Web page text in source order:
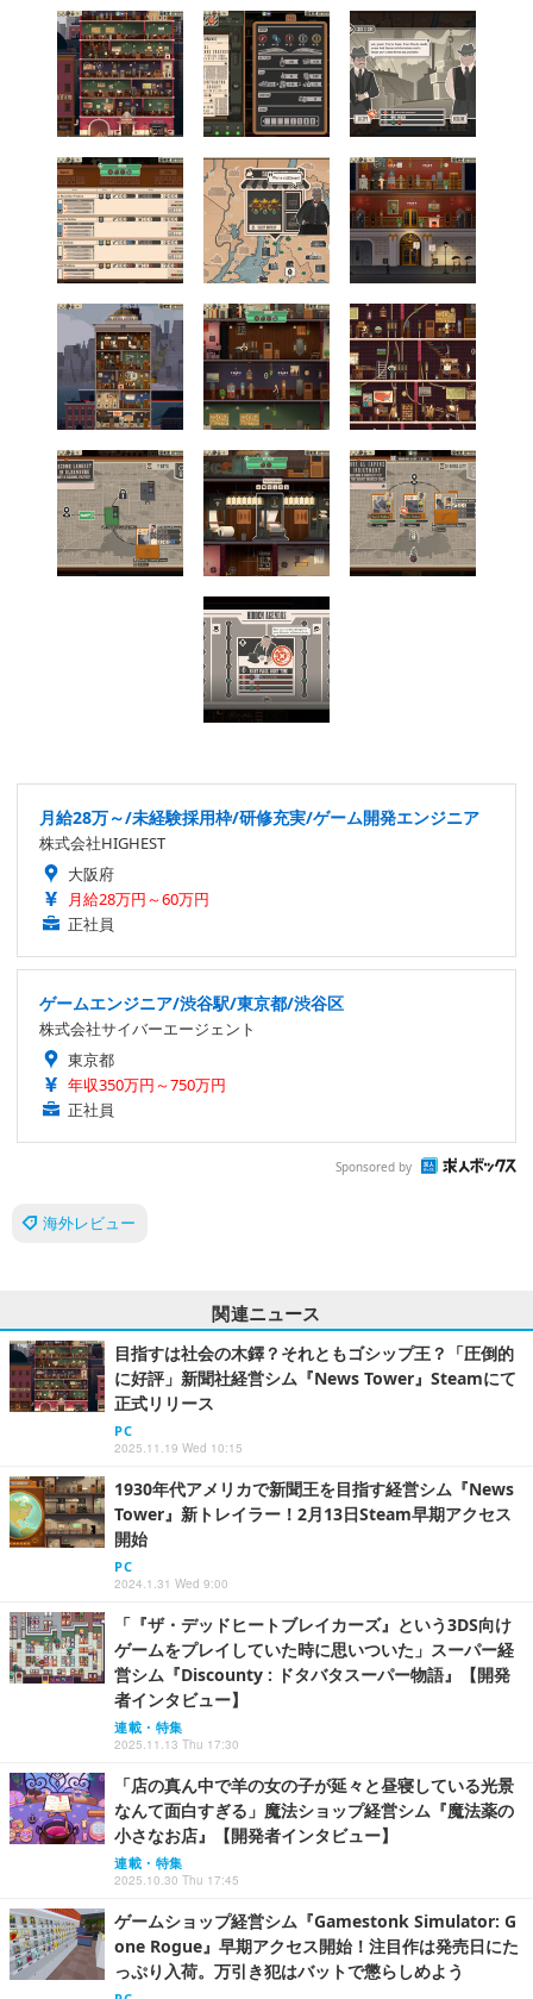
月給28万～/未経験採用枠/研修充実/ゲーム開発エンジニア
株式会社HIGHEST
大阪府
月給28万円～60万円
正社員
ゲームエンジニア/渋谷駅/東京都/渋谷区
株式会社サイバーエージェント
東京都
年収350万円～750万円
正社員
Sponsored by
海外レビュー
関連ニュース
目指すは社会の木鐸？それともゴシップ王？「圧倒的
に好評」新聞社経営シム『News Tower』Steamにて
正式リリース
PC
2025.11.19 Wed 10:15
1930年代アメリカで新聞王を目指す経営シム『News
Tower』新トレイラー！2月13日Steam早期アクセス
開始
PC
2024.1.31 Wed 9:00
「『ザ・デッドヒートブレイカーズ』という3DS向け
ゲームをプレイしていた時に思いついた」スーパー経
営シム『Discounty : ドタバタスーパー物語』【開発
者インタビュー】
連載・特集
2025.11.13 Thu 17:30
「店の真ん中で羊の女の子が延々と昼寝している光景
なんて面白すぎる」魔法ショップ経営シム『魔法薬の
小さなお店』【開発者インタビュー】
連載・特集
2025.10.30 Thu 17:45
ゲームショップ経営シム『Gamestonk Simulator: G
one Rogue』早期アクセス開始！注目作は発売日にた
っぷり入荷。万引き犯はバットで懲らしめよう